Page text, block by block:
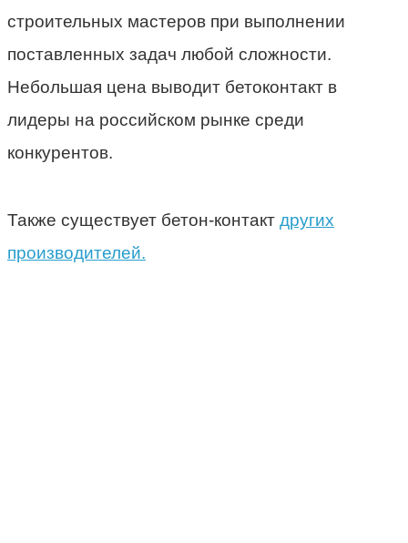
строительных мастеров при выполнении
поставленных задач любой сложности.
Небольшая цена выводит бетоконтакт в
лидеры на российском рынке среди
конкурентов.
Также существует бетон-контакт других
производителей.